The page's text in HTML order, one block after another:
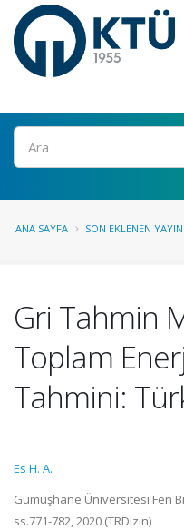
Ara
ANA SAYFA SON EKLENEN
Gri Tahmin
Toplam
Tahmini:
Es H. A.
Gümüşhane Üniversitesi Fen
ss.771-782, 2020 (TRDizin)